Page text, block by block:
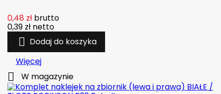
0,48 zł brutto
0,39 zł netto
 Dodaj do koszyka
Więcej
 W magazynie